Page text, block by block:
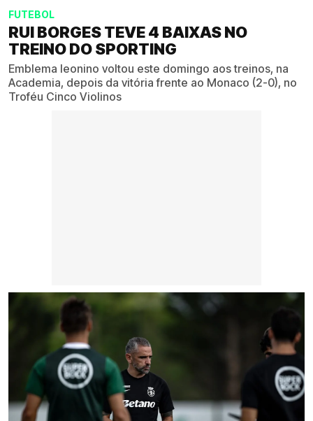
FUTEBOL
RUI BORGES TEVE 4 BAIXAS NO
TREINO DO SPORTING
Emblema leonino voltou este domingo aos treinos, na
Academia, depois da vitória frente ao Monaco (2-0), no
Troféu Cinco Violinos